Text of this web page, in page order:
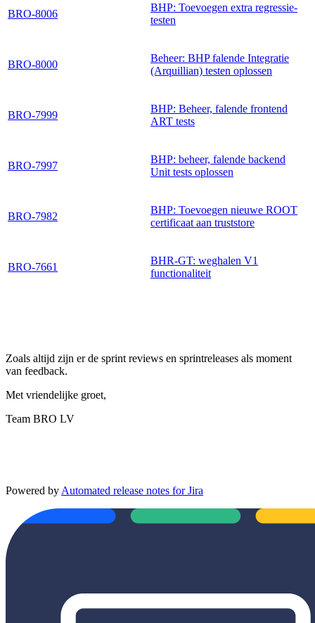
BRO-8006
BHP: Toevoegen extra regressie-
testen
BRO-8000
Beheer: BHP falende Integratie
(Arquillian) testen oplossen
BRO-7999
BHP: Beheer, falende frontend
ART tests
BRO-7997
BHP: beheer, falende backend
Unit tests oplossen
BRO-7982
BHP: Toevoegen nieuwe ROOT
certificaat aan truststore
BRO-7661
BHR-GT: weghalen V1
functionaliteit
Zoals altijd zijn er de sprint reviews en sprintreleases als moment
van feedback.
Met vriendelijke groet,
Team BRO LV
Powered by Automated release notes for Jira